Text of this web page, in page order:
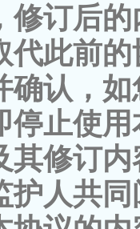
修订后
代此前
确认，
停止使
其修订
护人共